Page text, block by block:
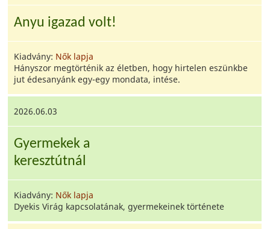
Anyu igazad volt!
Kiadvány: Nők lapja
Hányszor megtörténik az életben, hogy hirtelen eszünkbe
jut édesanyánk egy-egy mondata, intése.
2026.06.03
Gyermekek a
keresztútnál
Kiadvány: Nők lapja
Dyekis Virág kapcsolatának, gyermekeinek története